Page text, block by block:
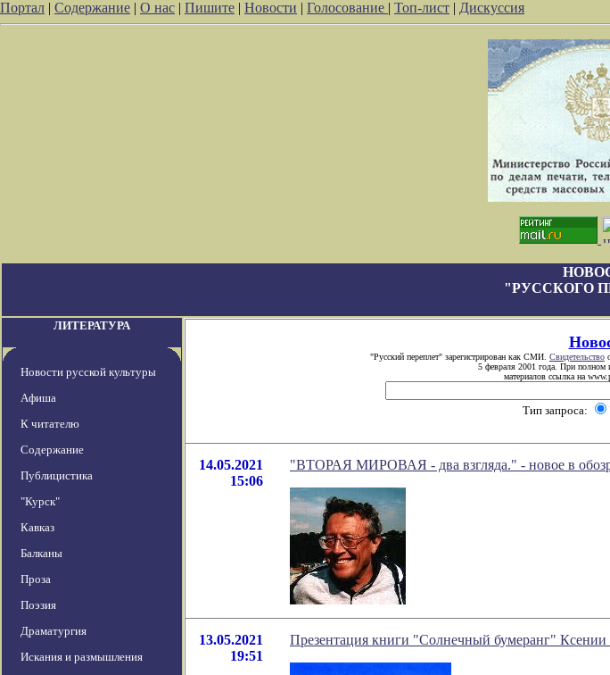
Портал | Содержание | О нас | Пишите | Новости | Голосование | Топ-лист | Дискуссия
"РУССКОГО
ЛИТЕРАТУРА
Новости русской культуры
Афиша
К читателю
Содержание
Публицистика
"Курск"
Кавказ
Балканы
Проза
Поэзия
Драматургия
Искания и размышления
"Русский переплет" зарегистрирован как СМИ. Свидетельство
5 февраля 2001 года. При полном
материалов ссылка на
Тип запроса:
14.05.2021
15:06
"ВТОРАЯ МИРОВАЯ - два взгляда." - новое в
13.05.2021
19:51
Презентация книги "Солнечный бумеранг" Ксении